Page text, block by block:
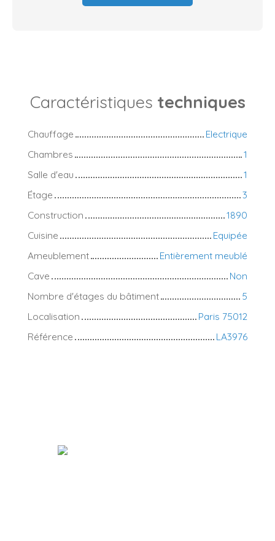
Caractéristiques techniques
Chauffage
Electrique
Chambres
1
Salle d'eau
1
Étage
3
Construction
1890
Cuisine
Equipée
Ameublement
Entièrement meublé
Cave
Non
Nombre d'étages du bâtiment
5
Localisation
Paris 75012
Référence
LA3976